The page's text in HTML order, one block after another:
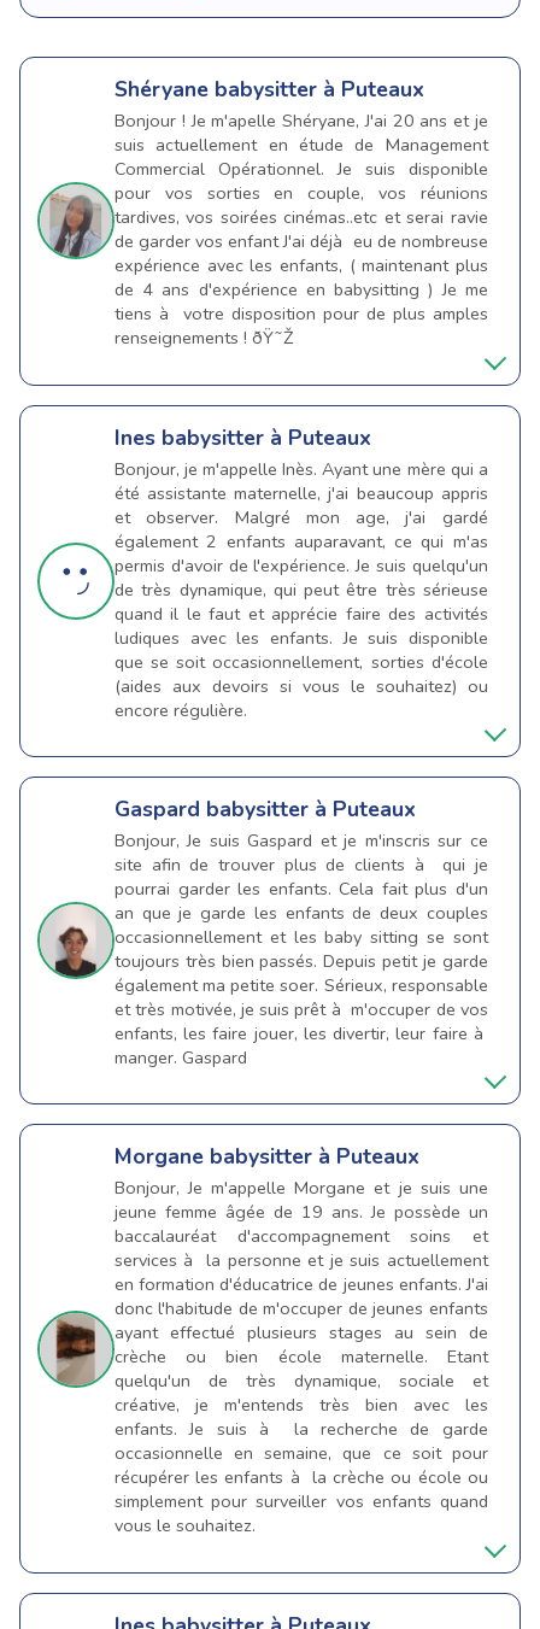
Shéryane babysitter à Puteaux
Bonjour ! Je m'apelle Shéryane, J'ai 20 ans et je
suis actuellement en étude de Management
Commercial Opérationnel. Je suis disponible
pour vos sorties en couple, vos réunions
tardives, vos soirées cinémas..etc et serai ravie
de garder vos enfant J'ai déjà eu de nombreuse
expérience avec les enfants, ( maintenant plus
de 4 ans d'expérience en babysitting ) Je me
tiens à votre disposition pour de plus amples
renseignements ! ðŸ˜Ž
Ines babysitter à Puteaux
Bonjour, je m'appelle Inès. Ayant une mère qui a
été assistante maternelle, j'ai beaucoup appris
et observer. Malgré mon age, j'ai gardé
également 2 enfants auparavant, ce qui m'as
permis d'avoir de l'expérience. Je suis quelqu'un
de très dynamique, qui peut être très sérieuse
quand il le faut et apprécie faire des activités
ludiques avec les enfants. Je suis disponible
que se soit occasionnellement, sorties d'école
(aides aux devoirs si vous le souhaitez) ou
encore régulière.
Gaspard babysitter à Puteaux
Bonjour, Je suis Gaspard et je m'inscris sur ce
site afin de trouver plus de clients à qui je
pourrai garder les enfants. Cela fait plus d'un
an que je garde les enfants de deux couples
occasionnellement et les baby sitting se sont
toujours très bien passés. Depuis petit je garde
également ma petite soer. Sérieux, responsable
et très motivée, je suis prêt à m'occuper de vos
enfants, les faire jouer, les divertir, leur faire à
manger. Gaspard
Morgane babysitter à Puteaux
Bonjour, Je m'appelle Morgane et je suis une
jeune femme âgée de 19 ans. Je possède un
baccalauréat d'accompagnement soins et
services à la personne et je suis actuellement
en formation d'éducatrice de jeunes enfants. J'ai
donc l'habitude de m'occuper de jeunes enfants
ayant effectué plusieurs stages au sein de
crèche ou bien école maternelle. Etant
quelqu'un de très dynamique, sociale et
créative, je m'entends très bien avec les
enfants. Je suis à la recherche de garde
occasionnelle en semaine, que ce soit pour
récupérer les enfants à la crèche ou école ou
simplement pour surveiller vos enfants quand
vous le souhaitez.